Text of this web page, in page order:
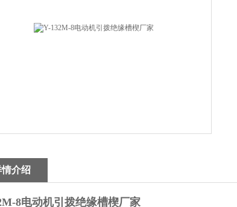
情介绍
8电动机引拨绝缘槽楔厂家